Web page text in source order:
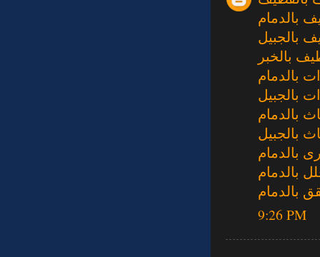
بالدمام
بالجبيل
بالخبر
بالدمام
بالجبيل
بالدمام
بالجبيل
بالدمام
بالدمام
بالدمام
9:26 PM